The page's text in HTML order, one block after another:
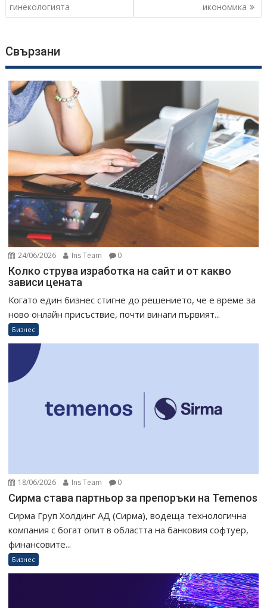
гинекологията
икономика
Свързани
24/06/2026 Ins Team 0
Колко струва изработка на сайт и от какво
зависи цената
Когато един бизнес стигне до решението, че е време за
ново онлайн присъствие, почти винаги първият...
Бизнес
18/06/2026 Ins Team 0
Сирма става партньор за препоръки на Temenos
Сирма Груп Холдинг АД (Сирма), водеща технологична
компания с богат опит в областта на банковия софтуер,
финансовите...
Бизнес